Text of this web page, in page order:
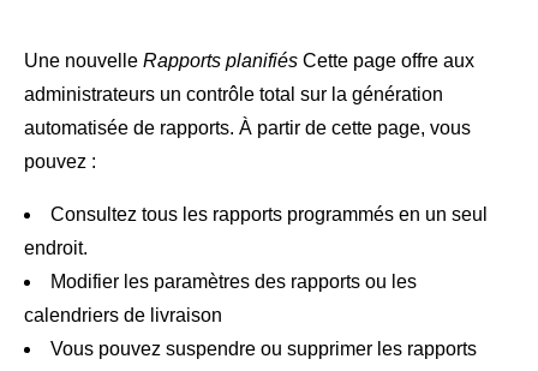
Une nouvelle Rapports planifiés Cette page offre aux
administrateurs un contrôle total sur la génération
automatisée de rapports. À partir de cette page, vous
pouvez :
Consultez tous les rapports programmés en un seul
endroit.
Modifier les paramètres des rapports ou les
calendriers de livraison
Vous pouvez suspendre ou supprimer les rapports